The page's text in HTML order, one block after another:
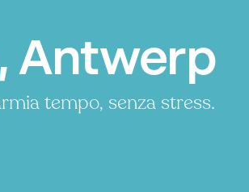
Antwerp
tempo, senza stress.